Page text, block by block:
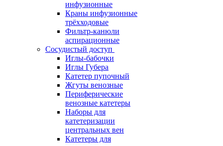
инфузионные
Краны инфузионные
трёхходовые
Фильтр-канюли
аспирационные
Сосудистый доступ
Иглы-бабочки
Иглы Губера
Катетер пупочный
Жгуты венозные
Периферические
венозные катетеры
Наборы для
катетеризации
центральных вен
Катетеры для